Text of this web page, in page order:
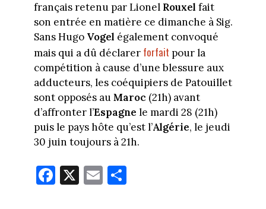
français retenu par Lionel Rouxel fait
son entrée en matière ce dimanche à Sig.
Sans Hugo Vogel également convoqué
mais qui a dû déclarer forfait pour la
compétition à cause d’une blessure aux
adducteurs, les coéquipiers de Patouillet
sont opposés auMaroc (21h) avant
d’affronter l’Espagne le mardi 28 (21h)
puis le pays hôte qu’est l’Algérie, le jeudi
30 juin toujours à 21h.
Fa
ce
X E
m
Pa
rt